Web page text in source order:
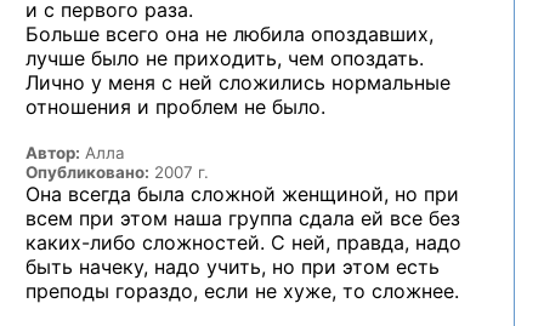
и с первого раза.
Больше всего она не любила опоздавших,
лучше было не приходить, чем опоздать.
Лично у меня с ней сложились нормальные
отношения и проблем не было.
Автор: Алла
Опубликовано: 2007 г.
Она всегда была сложной женщиной, но при
всем при этом наша группа сдала ей все без
каких-либо сложностей. С ней, правда, надо
быть начеку, надо учить, но при этом есть
преподы гораздо, если не хуже, то сложнее.